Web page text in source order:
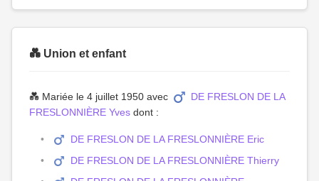
💑 Union et enfant
💑 Mariée le 4 juillet 1950 avec
DE FRESLON DE LA
FRESLONNIÈRE Yves dont :
DE FRESLON DE LA FRESLONNIÈRE Eric
DE FRESLON DE LA FRESLONNIÈRE Thierry